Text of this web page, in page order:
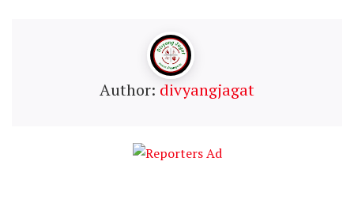
Author: divyangjagat